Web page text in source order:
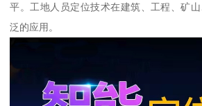
平。工地人员定位技术在建筑、工程、矿
泛的应用。